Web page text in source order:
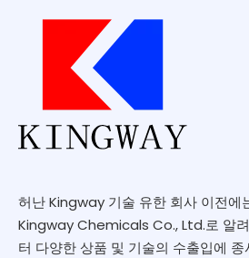
허난 Kingway 기술 유한 회사 이전에
Kingway Chemicals Co., Ltd.로 알
터 다양한 상품 및 기술의 수출입에